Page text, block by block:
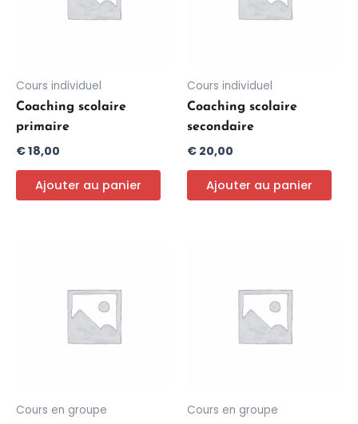
Cours individuel
Coaching scolaire
primaire
€18,00
Ajouter au panier
Cours individuel
Coaching scolaire
secondaire
€ 20,00
Ajouter au panier
Cours en groupe Cours en groupe